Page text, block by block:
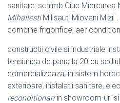
sanitare: schimb Ciuc Miercurea
MihailestiMilisauti Mioveni Mizil
combine frigorifice, aer
constructii civile si industriale
tensiunea de pana la 20 cu
comercializeaza, in sistem
exterioare, instalatii sanitare,
reconditionariin showroom-uri